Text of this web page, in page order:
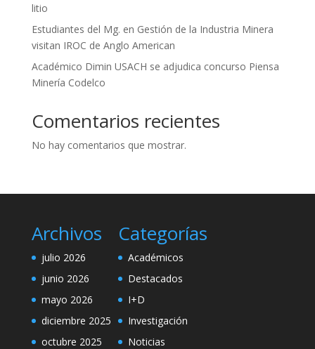
litio
Estudiantes del Mg. en Gestión de la Industria Minera
visitan IROC de Anglo American
Académico Dimin USACH se adjudica concurso Piensa
Minería Codelco
Comentarios recientes
No hay comentarios que mostrar.
Archivos
julio 2026
junio 2026
mayo 2026
diciembre 2025
octubre 2025
Categorías
Académicos
Destacados
I+D
Investigación
Noticias